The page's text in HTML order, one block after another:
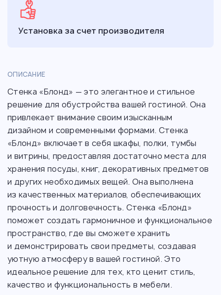
Установка за счет производителя
ОПИСАНИЕ
Стенка «Блонд» — это элегантное и стильное
решение для обустройства вашей гостиной. Она
привлекает внимание своим изысканным
дизайном и современными формами. Стенка
«Блонд» включает в себя шкафы, полки, тумбы
и витрины, предоставляя достаточно места для
хранения посуды, книг, декоративных предметов
и других необходимых вещей. Она выполнена
из качественных материалов, обеспечивающих
прочность и долговечность. Стенка «Блонд»
поможет создать гармоничное и функциональное
пространство, где вы сможете хранить
и демонстрировать свои предметы, создавая
уютную атмосферу в вашей гостиной. Это
идеальное решение для тех, кто ценит стиль,
качество и функциональность в мебели.